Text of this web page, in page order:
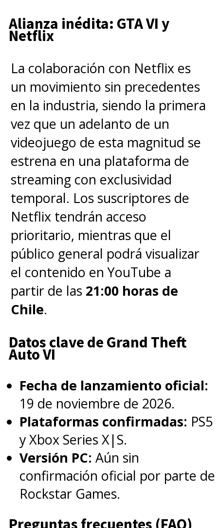
Alianza inédita: GTA VI y
Netflix
La colaboración con Netflix es
un movimiento sin precedentes
en la industria, siendo la primera
vez que un adelanto de un
videojuego de esta magnitud se
estrena en una plataforma de
streaming con exclusividad
temporal. Los suscriptores de
Netflix tendrán acceso
prioritario, mientras que el
público general podrá visualizar
el contenido en YouTube a
partir de las 21:00 horas de
Chile.
Datos clave de Grand Theft
Auto VI
Fecha de lanzamiento oficial:
19 de noviembre de 2026.
Plataformas confirmadas: PS5
y Xbox Series X|S.
Versión PC: Aún sin
confirmación oficial por parte de
Rockstar Games.